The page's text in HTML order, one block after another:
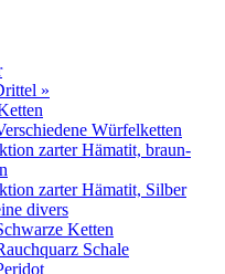
»
Würfelketten
zarter Hämatit, braun-
zarter Hämatit, Silber
divers
Ketten
Schale